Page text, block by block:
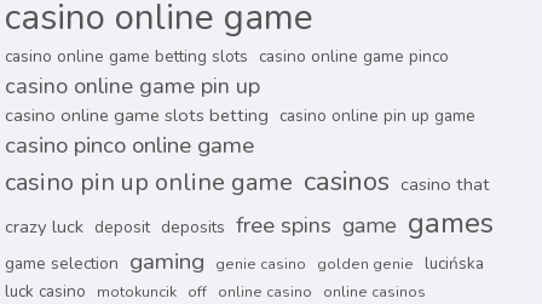
casino online game
casino online game betting slots casino online game pinco
casino online game pin up
casino online game slots betting casino online pin up game
casino pinco online game
casino pin up online game casinos casino that
crazy luck deposit deposits free spins game games
game selection gaming genie casino golden genie
lucińska
luck casino
motokuncik off online casino online casinos